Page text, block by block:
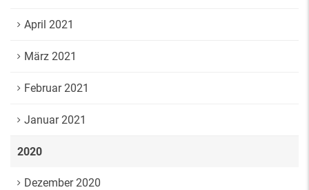
April 2021
März 2021
Februar 2021
Januar 2021
2020
Dezember 2020